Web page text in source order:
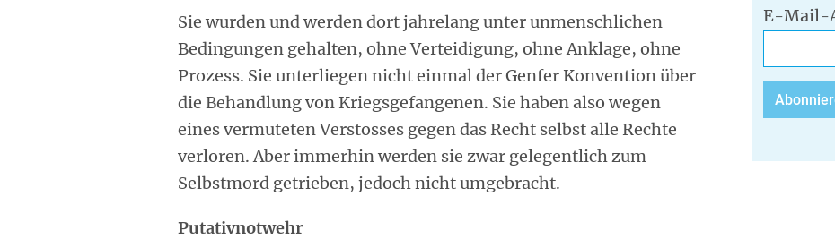
Sie wurden und werden dort jahrelang unter unmenschlichen
Bedingungen gehalten, ohne Verteidigung, ohne Anklage, ohne
Prozess. Sie unterliegen nicht einmal der Genfer Konvention über
die Behandlung von Kriegsgefangenen. Sie haben also wegen
eines vermuteten Verstosses gegen das Recht selbst alle Rechte
verloren. Aber immerhin werden sie zwar gelegentlich zum
Selbstmord getrieben, jedoch nicht umgebracht.
Putativnotwehr
E-Mail-